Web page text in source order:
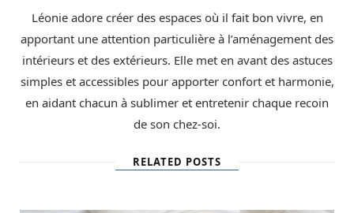
Léonie adore créer des espaces où il fait bon vivre, en
apportant une attention particulière à l’aménagement des
intérieurs et des extérieurs. Elle met en avant des astuces
simples et accessibles pour apporter confort et harmonie,
en aidant chacun à sublimer et entretenir chaque recoin
de son chez-soi.
RELATED POSTS